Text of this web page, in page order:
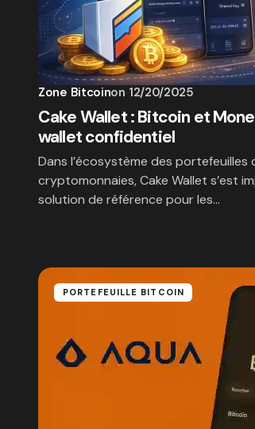
Zone Bitcoinon 12/20/2025
Cake Wallet : Bitcoin et
wallet confidentiel
Dans l’écosystème des portefeuilles
cryptomonnaies, Cake Wallet s’est
solution de référence pour les…
PORTEFEUILLE BITCOIN